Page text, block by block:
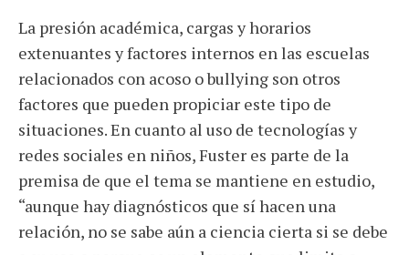
La presión académica, cargas y horarios
extenuantes y factores internos en las escuelas
relacionados con acoso o bullying son otros
factores que pueden propiciar este tipo de
situaciones. En cuanto al uso de tecnologías y
redes sociales en niños, Fuster es parte de la
premisa de que el tema se mantiene en estudio,
“aunque hay diagnósticos que sí hacen una
relación, no se sabe aún a ciencia cierta si se debe